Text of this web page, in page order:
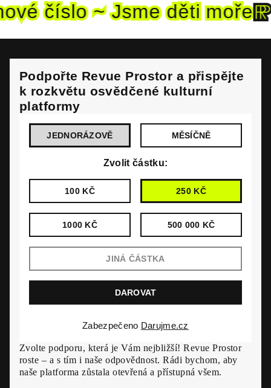
číslo ~ Jsme děti moře
Podpořte Revue Prostor a přispějte
k rozkvětu osvědčené kulturní
platformy
Zvolte podporu, která je Vám nejbližší! Revue Prostor
roste – a s tím i naše odpovědnost. Rádi bychom, aby
naše platforma zůstala otevřená a přístupná všem.
JEDNORÁZOVĚ MĚSÍČNĚ
Zvolit částku:
100 KČ 250 KČ
1000 KČ 500 000 KČ
Zabezpečeno Darujme.cz